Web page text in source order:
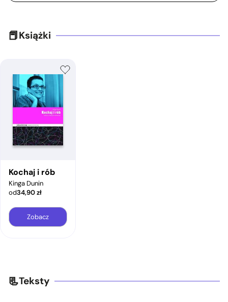
Książki
Kochaj i rób
Kinga Dunin
od34,90zł
Zobacz
Teksty